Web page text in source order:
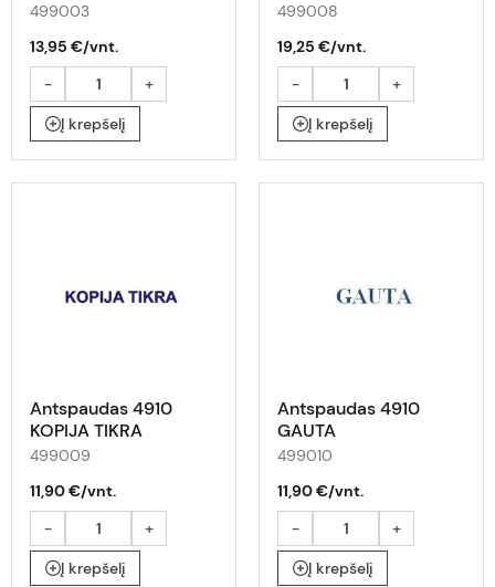
499003
13,95 €/vnt.
-
+
Į krepšelį
499008
19,25 €/vnt.
-
+
Į krepšelį
Antspaudas 4910
KOPIJA TIKRA
499009
11,90 €/vnt.
-
+
Į krepšelį
Antspaudas 4910
GAUTA
499010
11,90 €/vnt.
-
+
Į krepšelį